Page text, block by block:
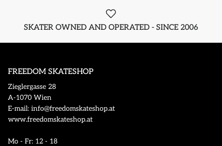
SKATER OWNED AND OPERATED - SINCE 2006
FREEDOM SKATESHOP
Zieglergasse 28
A-1070 Wien
E-mail: info@freedomskateshop.at
www.freedomskateshop.at
Mo - Fr: 12 - 18